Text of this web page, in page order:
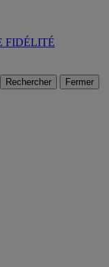
FIDÉLITÉ
Rechercher
Fermer